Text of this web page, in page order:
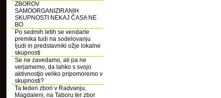
ZBOROV
SAMOORGANIZIRANIH
SKUPNOSTI NEKAJ ČASA NE
BO
Po sedmih letih se vendarle
premika tudi na sodelovanju
ljudi in predstavniki ožje lokalne
skupnosti
Se ne zavedamo, ali pa ne
verjamemo, da lahko s svojo
aktivnostjo veliko pripomoremo v
skupnosti?
Ta teden zbori v Radvanju,
Magdaleni, na Taboru ter zbor